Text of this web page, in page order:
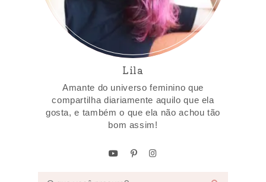
Lila
Amante do universo feminino que
compartilha diariamente aquilo que ela
gosta, e também o que ela não achou tão
bom assim!